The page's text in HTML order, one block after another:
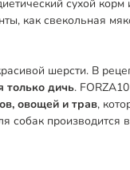
сухой корм
как свекольная
шерсти. В
только дичь.
овощей и трав,
собак производится